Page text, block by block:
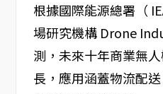
根據國際能源總署（
場研究機構 Drone
測，未來十年商業無
長，應用涵蓋物流配